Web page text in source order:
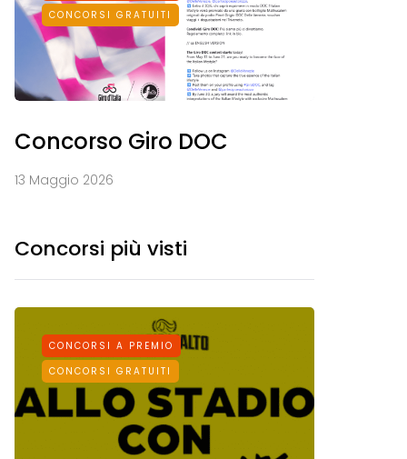
CONCORSI GRATUITI
Concorso Giro DOC
13 Maggio 2026
Concorsi più visti
CONCORSI A PREMIO
CONCORSI GRATUITI